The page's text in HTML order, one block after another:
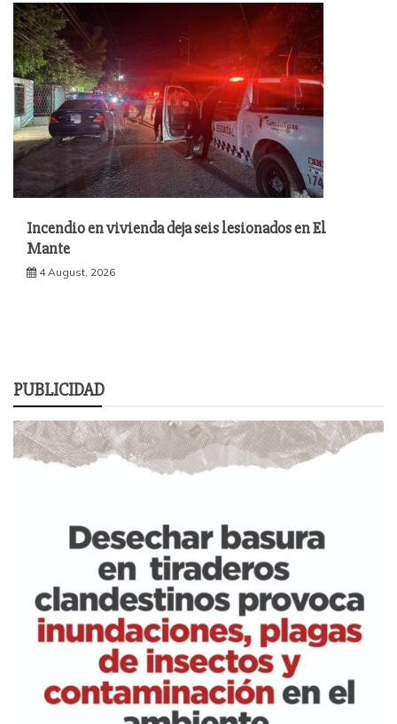
Incendio en vivienda deja seis lesionados en El
Mante
4 August, 2026
PUBLICIDAD